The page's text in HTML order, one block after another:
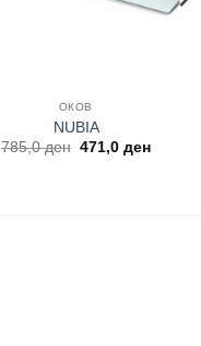
ОКОВ
NUBIA
785,0ден Original
471,0ден